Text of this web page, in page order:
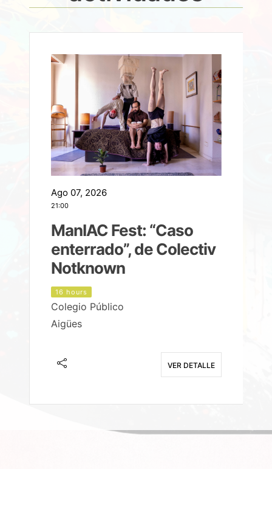
Ago 07, 2026
21:00
ManIAC Fest: “Caso
enterrado”, de Colectiv
Notknown
16 hours
Colegio Público
Aigües
VER DETALLE